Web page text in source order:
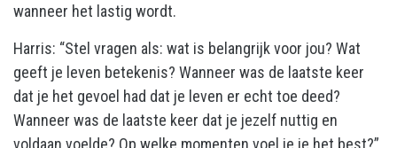
wanneer het lastig wordt.
Harris: “Stel vragen als: wat is belangrijk voor jou? Wat
geeft je leven betekenis? Wanneer was de laatste keer
dat je het gevoel had dat je leven er echt toe deed?
Wanneer was de laatste keer dat je jezelf nuttig en
voldaan voelde? Op welke momenten voel je je het best?”